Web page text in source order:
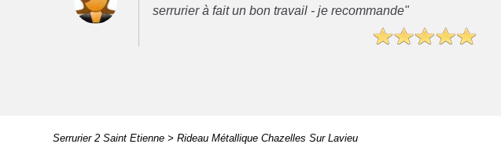
serrurier à fait un bon travail - je recommande"
Serrurier 2 Saint Etienne> Rideau Métallique Chazelles Sur Lavieu